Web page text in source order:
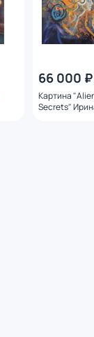
66 000 ₽
Картина
Secrets"